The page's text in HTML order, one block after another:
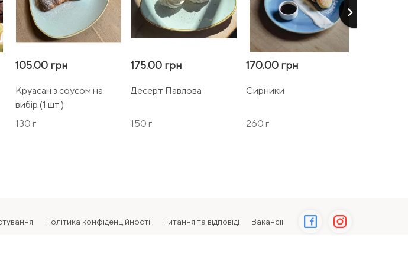
keyboard_arrow_right
105.00 грн
Круасан з соусом на
вибір (1 шт.)
130 г
175.00 грн
Десерт Павлова
150 г
170.00 грн
Сирники
260 г
Політика конфіденційності Питання та відповіді Вакансії